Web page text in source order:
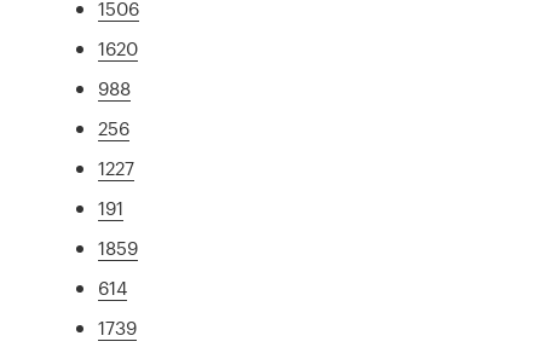
1506
1620
988
256
1227
191
1859
614
1739